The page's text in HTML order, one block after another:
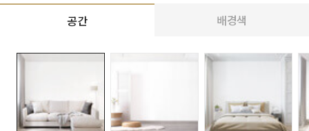
공간 배경색